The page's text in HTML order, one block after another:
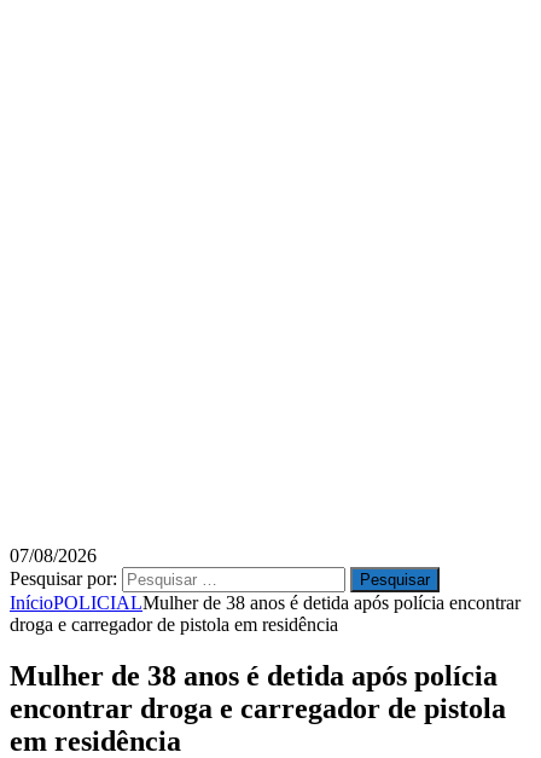
07/08/2026
Pesquisar por:
InícioPOLICIALMulher de 38 anos é detida após polícia encontrar
droga e carregador de pistola em residência
Mulher de 38 anos é detida após polícia
encontrar droga e carregador de pistola
em residência